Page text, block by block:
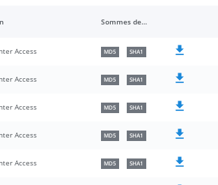
Sommes de contrôle
Access MD5 SHA1
Access MD5 SHA1
Access MD5 SHA1
Access MD5 SHA1
Access MD5 SHA1